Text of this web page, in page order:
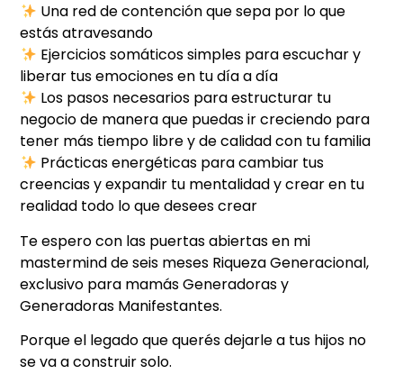
Una red de contención que sepa por lo que
estás atravesando
Ejercicios somáticos simples para escuchar y
liberar tus emociones en tu día a día
Los pasos necesarios para estructurar tu
negocio de manera que puedas ir creciendo para
tener más tiempo libre y de calidad con tu familia
Prácticas energéticas para cambiar tus
creencias y expandir tu mentalidad y crear en tu
realidad todo lo que desees crear
Te espero con las puertas abiertas en mi
mastermind de seis meses Riqueza Generacional,
exclusivo para mamás Generadoras y
Generadoras Manifestantes.
Porque el legado que querés dejarle a tus hijos no
se va a construir solo.